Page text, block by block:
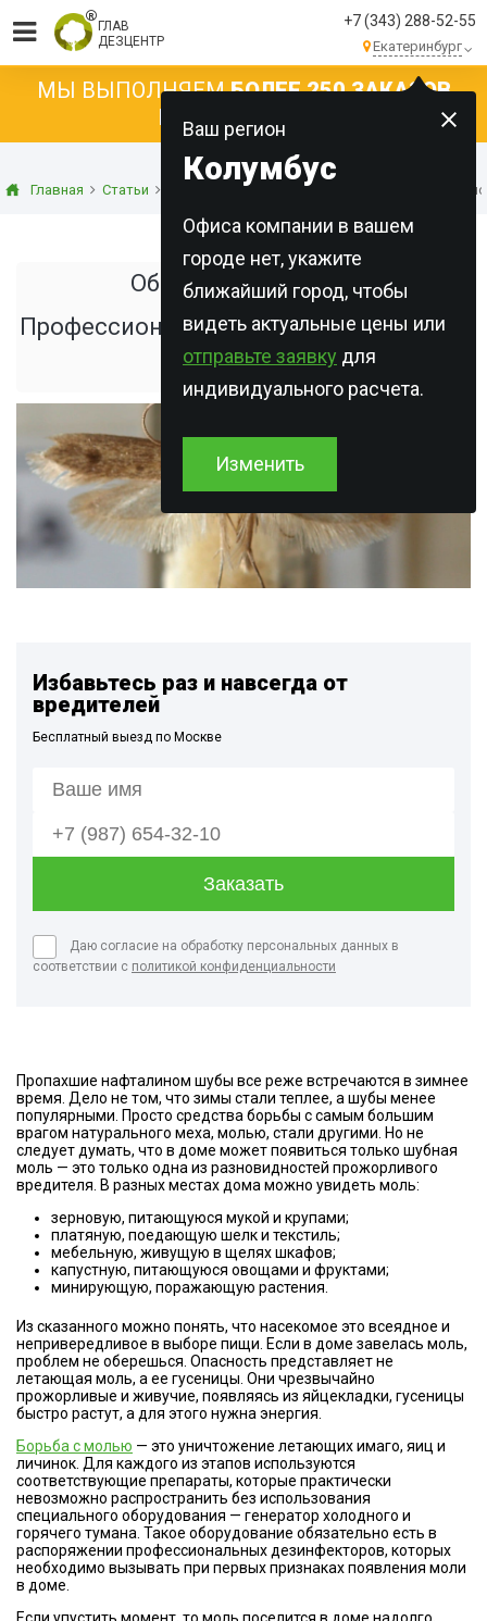
ГЛАВ
ДЕЗЦЕНТР
+7 (343) 288-52-55
Екатеринбург
Ваш регион
Колумбус
Офиса компании в вашем
городе нет, укажите
ближайший город, чтобы
видеть актуальные цены или
отправьте заявку для
индивидуального расчета.
Изменить
МЫ ВЫПОЛНЯЕМБОЛЕЕ 250 ЗАКАЗОВ
КАЖДЫЙ ДЕНЬ!
Главная Статьи Дезинсекция Обработка от моли.
Обработка от моли.
Профессиональное уничтожение моли
навсегда
Избавьтесь раз и навсегда от
вредителей
Бесплатный выезд по Москве
Даю согласие на обработку персональных данных в
соответствии с политикой конфиденциальности
Пропахшие нафталином шубы все реже встречаются в зимнее
время. Дело не том, что зимы стали теплее, а шубы менее
популярными. Просто средства борьбы с самым большим
врагом натурального меха, молью, стали другими. Но не
следует думать, что в доме может появиться только шубная
моль — это только одна из разновидностей прожорливого
вредителя. В разных местах дома можно увидеть моль:
зерновую, питающуюся мукой и крупами;
платяную, поедающую шелк и текстиль;
мебельную, живущую в щелях шкафов;
капустную, питающуюся овощами и фруктами;
минирующую, поражающую растения.
Из сказанного можно понять, что насекомое это всеядное и
непривередливое в выборе пищи. Если в доме завелась моль,
проблем не оберешься. Опасность представляет не
летающая моль, а ее гусеницы. Они чрезвычайно
прожорливые и живучие, появляясь из яйцекладки, гусеницы
быстро растут, а для этого нужна энергия.
Борьба с молью — это уничтожение летающих имаго, яиц и
личинок. Для каждого из этапов используются
соответствующие препараты, которые практически
невозможно распространить без использования
специального оборудования — генератор холодного и
горячего тумана. Такое оборудование обязательно есть в
распоряжении профессиональных дезинфекторов, которых
необходимо вызывать при первых признаках появления моли
в доме.